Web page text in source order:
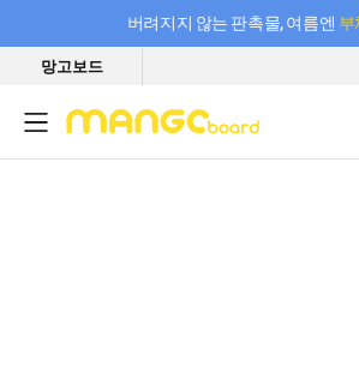
버려지지 않는 판촉물, 여름엔 부
필요한 만큼 충전하고 끊김 없이 작업하세요!
망고보드